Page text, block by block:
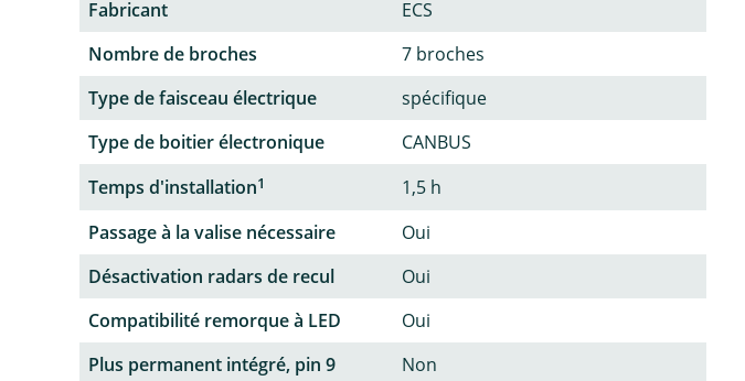
Fabricant
ECS
Nombre de broches
7 broches
Type de faisceau électrique
spécifique
Type de boitier électronique
CANBUS
Temps d'installation1
1,5 h
Passage à la valise nécessaire
Oui
Désactivation radars de recul
Oui
Compatibilité remorque à LED
Oui
Plus permanent intégré, pin 9
Non